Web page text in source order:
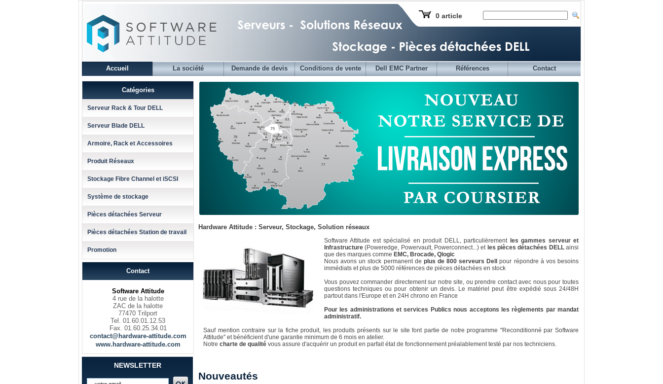
0 article
Accueil La société Demande de devis Conditions de vente Dell EMC Partner Références Contact
Catégories
Serveur Rack & Tour DELL
Serveur Blade DELL
Armoire, Rack et Accessoires
Produit Réseaux
Stockage Fibre Channel et iSCSI
Système de stockage
Pièces détachées Serveur
Pièces détachées Station de travail
Promotion
Contact
Software Attitude
4 rue de la halotte
ZAC de la halotte
77470 Trilport
Tel. 01.60.01.12.53
Fax. 01.60.25.34.01
contact@hardware-attitude.com
www.hardware-attitude.com
NEWSLETTER
Hardware Attitude : Serveur, Stockage, Solution réseaux
Software Attitude est spécialisé en produit DELL, particulièrement les gammes serveur et
Infrastructure(Poweredge, Powervault, Powerconnect...) et les pièces détachées DELLainsi
que des marques comme EMC, Brocade, Qlogic
Nous avons un stock permanent de plus de 800 serveurs Dell
pour répondre à vos besoins
immédiats et plus de 5000 références de pièces détachées en stock
Vous pouvez commander directement sur notre site, ou prendre contact avec nous pour toutes
questions techniques ou pour obtenir un devis. Le matériel peut être expédié sous 24/48H
partout dans l'Europe et en 24H chrono en France
Pour les administrations et services Publics nous acceptons les règlements par mandat
administratif.
Sauf mention contraire sur la fiche produit, les produits présents sur le site font partie de notre programme "Reconditionné par Software
Attitude" et bénéficient d'une garantie minimum de 6 mois en atelier.
Notre charte de qualité vous assure d'acquérir un produit en parfait état de fonctionnement préalablement testé par nos techniciens.
Nouveautés